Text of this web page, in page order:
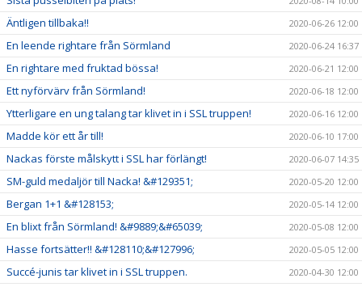
Äntligen tillbaka!! 2020-06-26 12:00
En leende rightare från Sörmland 2020-06-24 16:37
En rightare med fruktad bössa! 2020-06-21 12:00
Ett nyförvärv från Sörmland! 2020-06-18 12:00
Ytterligare en ung talang tar klivet in i SSL truppen! 2020-06-16 12:00
Madde kör ett år till! 2020-06-10 17:00
Nackas förste målskytt i SSL har förlängt! 2020-06-07 14:35
SM-guld medaljör till Nacka! &#129351; 2020-05-20 12:00
Bergan 1+1 &#128153; 2020-05-14 12:00
En blixt från Sörmland! &#9889;&#65039; 2020-05-08 12:00
Hasse fortsätter!! &#128110;&#127996; 2020-05-05 12:00
Succé-junis tar klivet in i SSL truppen. 2020-04-30 12:00